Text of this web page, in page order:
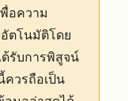
อความ
ตโนมัติโดย
รับการพิสูจน์
วรถือเป็น